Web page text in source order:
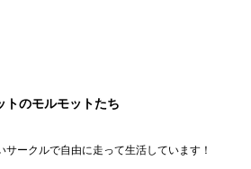
トのモルモットたち
ークルで自由に走って生活しています！